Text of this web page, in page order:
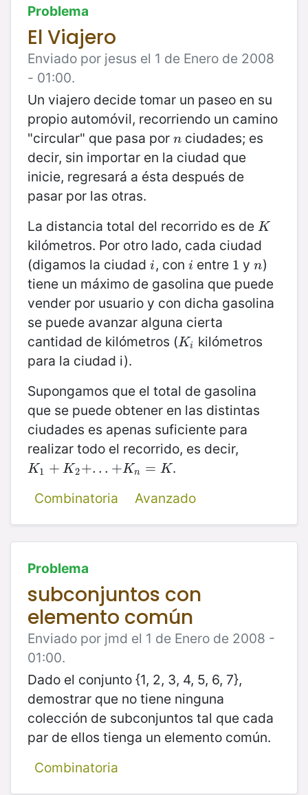
Problema
El Viajero
Enviado por jesus el 1 de Enero de 2008
- 01:00.
Un viajero decide tomar un paseo en su
propio automóvil, recorriendo un camino
"circular" que pasa por n
n ciudades; es
decir, sin importar en la ciudad que
inicie, regresará a ésta después de
pasar por las otras.
La distancia total del recorrido es de K
K
kilómetros. Por otro lado, cada ciudad
(digamos la ciudad i
i , con i
i entre 1
1 yn
n)
tiene un máximo de gasolina que puede
vender por usuario y con dicha gasolina
se puede avanzar alguna cierta
cantidad de kilómetros (Ki
Ki kilómetros
para la ciudad i).
Supongamos que el total de gasolina
que se puede obtener en las distintas
ciudades es apenas suficiente para
realizar todo el recorrido, es decir,
K1 + K2+. . . +Kn = K
K1 +K 2+...+ Kn=K
.
Combinatoria
Avanzado
Problema
subconjuntos con
elemento común
Enviado por jmd el 1 de Enero de 2008 -
01:00.
Dado el conjunto {1, 2, 3, 4, 5, 6, 7},
demostrar que no tiene ninguna
colección de subconjuntos tal que cada
par de ellos tienga un elemento común.
Combinatoria